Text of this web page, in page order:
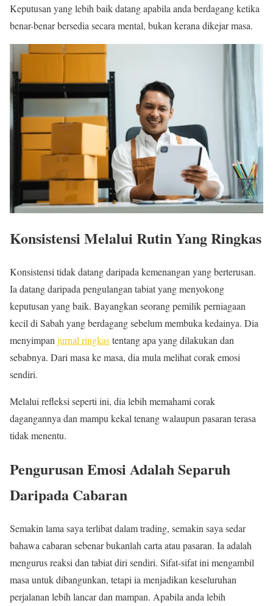
Keputusan yang lebih baik datang apabila anda berdagang ketika
benar-benar bersedia secara mental, bukan kerana dikejar masa.
Konsistensi Melalui Rutin Yang Ringkas
Konsistensi tidak datang daripada kemenangan yang berterusan.
Ia datang daripada pengulangan tabiat yang menyokong
keputusan yang baik. Bayangkan seorang pemilik perniagaan
kecil di Sabah yang berdagang sebelum membuka kedainya. Dia
menyimpan jurnal ringkastentang apa yang dilakukan dan
sebabnya. Dari masa ke masa, dia mula melihat corak emosi
sendiri.
Melalui refleksi seperti ini, dia lebih memahami corak
dagangannya dan mampu kekal tenang walaupun pasaran terasa
tidak menentu.
Pengurusan Emosi Adalah Separuh
Daripada Cabaran
Semakin lama saya terlibat dalam trading, semakin saya sedar
bahawa cabaran sebenar bukanlah carta atau pasaran. Ia adalah
mengurus reaksi dan tabiat diri sendiri. Sifat-sifat ini mengambil
masa untuk dibangunkan, tetapi ia menjadikan keseluruhan
perjalanan lebih lancar dan mampan. Apabila anda lebih